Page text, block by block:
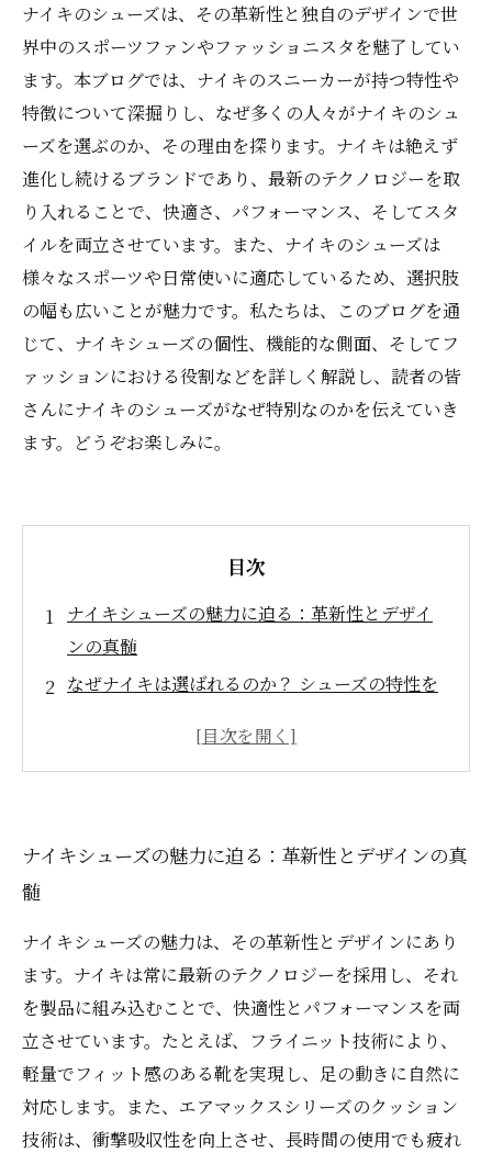
ナイキのシューズは、その革新性と独自のデザインで世
界中のスポーツファンやファッショニスタを魅了してい
ます。本ブログでは、ナイキのスニーカーが持つ特性や
特徴について深掘りし、なぜ多くの人々がナイキのシュ
ーズを選ぶのか、その理由を探ります。ナイキは絶えず
進化し続けるブランドであり、最新のテクノロジーを取
り入れることで、快適さ、パフォーマンス、そしてスタ
イルを両立させています。また、ナイキのシューズは
様々なスポーツや日常使いに適応しているため、選択肢
の幅も広いことが魅力です。私たちは、このブログを通
じて、ナイキシューズの個性、機能的な側面、そしてフ
ァッションにおける役割などを詳しく解説し、読者の皆
さんにナイキのシューズがなぜ特別なのかを伝えていき
ます。どうぞお楽しみに。
目次
ナイキシューズの魅力に迫る：革新性とデザイ
ンの真髄
なぜナイキは選ばれるのか？ シューズの特性を
ナイキの強み
選ばれ続けるナイキのシューズ：あなたのスタ
イルを完成させる一足
ナイキシューズの魅力に迫る：革新性とデザインの真
髄
ナイキシューズの魅力は、その革新性とデザインにあり
ます。ナイキは常に最新のテクノロジーを採用し、それ
を製品に組み込むことで、快適性とパフォーマンスを両
立させています。たとえば、フライニット技術により、
軽量でフィット感のある靴を実現し、足の動きに自然に
対応します。また、エアマックスシリーズのクッション
技術は、衝撃吸収性を向上させ、長時間の使用でも疲れ